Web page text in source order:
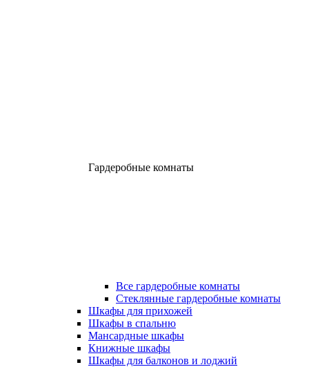
Гардеробные комнаты
Все гардеробные комнаты
Стеклянные гардеробные комнаты
Шкафы для прихожей
Шкафы в спальню
Мансардные шкафы
Книжные шкафы
Шкафы для балконов и лоджий